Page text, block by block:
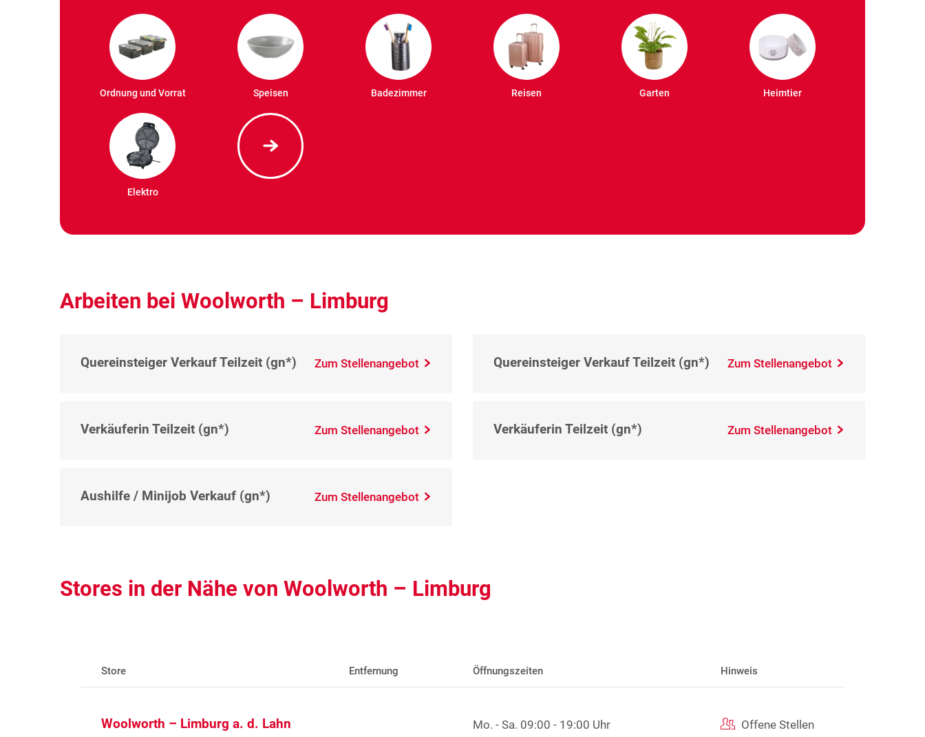
Ordnung und Vorrat Speisen Badezimmer Reisen Garten Heimtier
Elektro
Arbeiten bei Woolworth – Limburg
Quereinsteiger Verkauf Teilzeit (gn*) Zum Stellenangebot Quereinsteiger Verkauf Teilzeit (gn*) Zum Stellenangebot
Verkäuferin Teilzeit (gn*) Zum Stellenangebot Verkäuferin Teilzeit (gn*) Zum Stellenangebot
Aushilfe / Minijob Verkauf (gn*) Zum Stellenangebot
Stores in der Nähe von Woolworth – Limburg
Store Entfernung Öffnungszeiten Hinweis
Woolworth – Limburg a. d. Lahn Mo. - Sa. 09:00 - 19:00 Uhr Offene Stellen